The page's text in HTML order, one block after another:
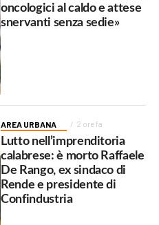
oncologici al caldo e attese
snervanti senza sedie»
AREA URBANA 2 ore fa
Lutto nell’imprenditoria
calabrese: è morto Raffaele
De Rango, ex sindaco di
Rende e presidente di
Confindustria